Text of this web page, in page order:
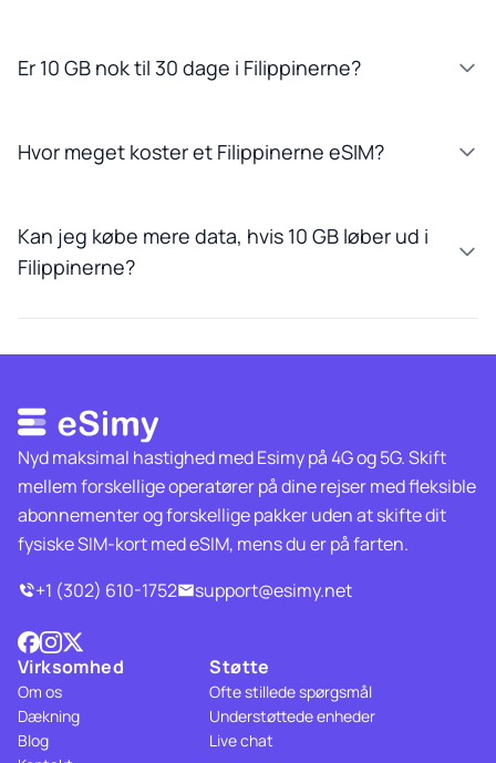
Er 10 GB nok til 30 dage i Filippinerne?
Hvor meget koster et Filippinerne eSIM?
Kan jeg købe mere data, hvis 10 GB løber ud i
Filippinerne?
Nyd maksimal hastighed med Esimy på 4G og 5G. Skift
mellem forskellige operatører på dine rejser med fleksible
abonnementer og forskellige pakker uden at skifte dit
fysiske SIM-kort med eSIM, mens du er på farten.
+1 (302) 610-1752
support@esimy.net
Virksomhed
Om os
Dækning
Blog
Støtte
Ofte stillede spørgsmål
Understøttede enheder
Live chat